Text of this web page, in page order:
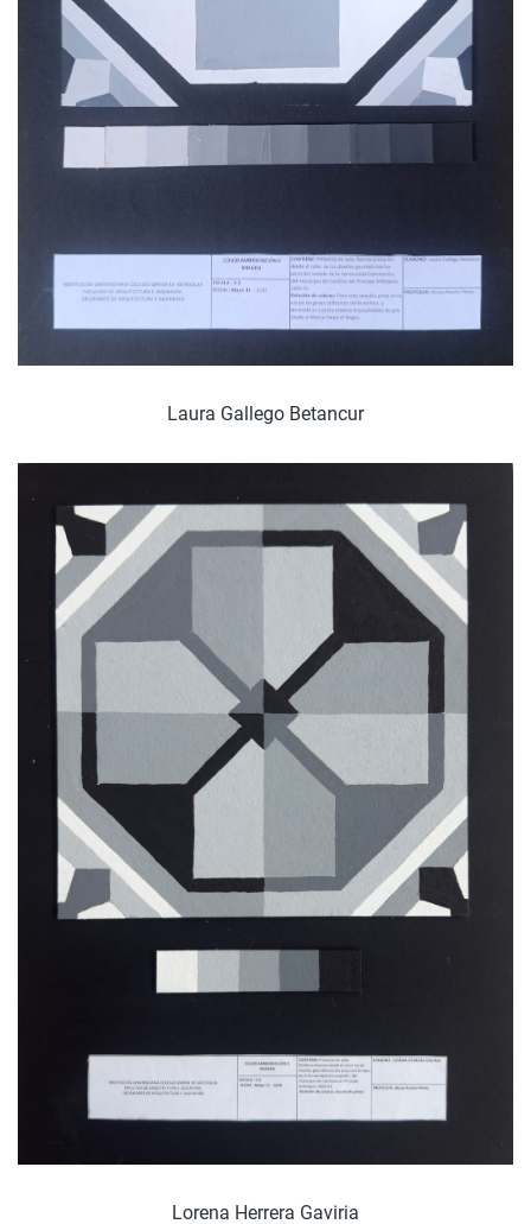
Laura Gallego Betancur
Lorena Herrera Gaviria